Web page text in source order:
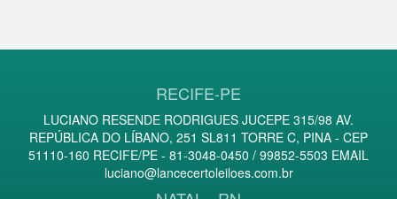
RECIFE-PE
LUCIANO RESENDE RODRIGUES JUCEPE 315/98 AV.
REPÚBLICA DO LÍBANO, 251 SL811 TORRE C, PINA - CEP
51110-160 RECIFE/PE - 81-3048-0450 / 99852-5503 EMAIL
luciano@lancecertoleiloes.com.br